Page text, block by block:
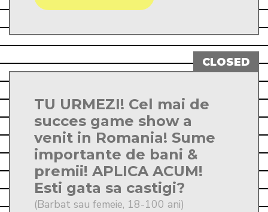
TU URMEZI! Cel mai de
succes game show a
venit in Romania! Sume
importante de bani &
premii! APLICA ACUM!
Esti gata sa castigi?
(Barbat sau femeie, 18-100 ani)